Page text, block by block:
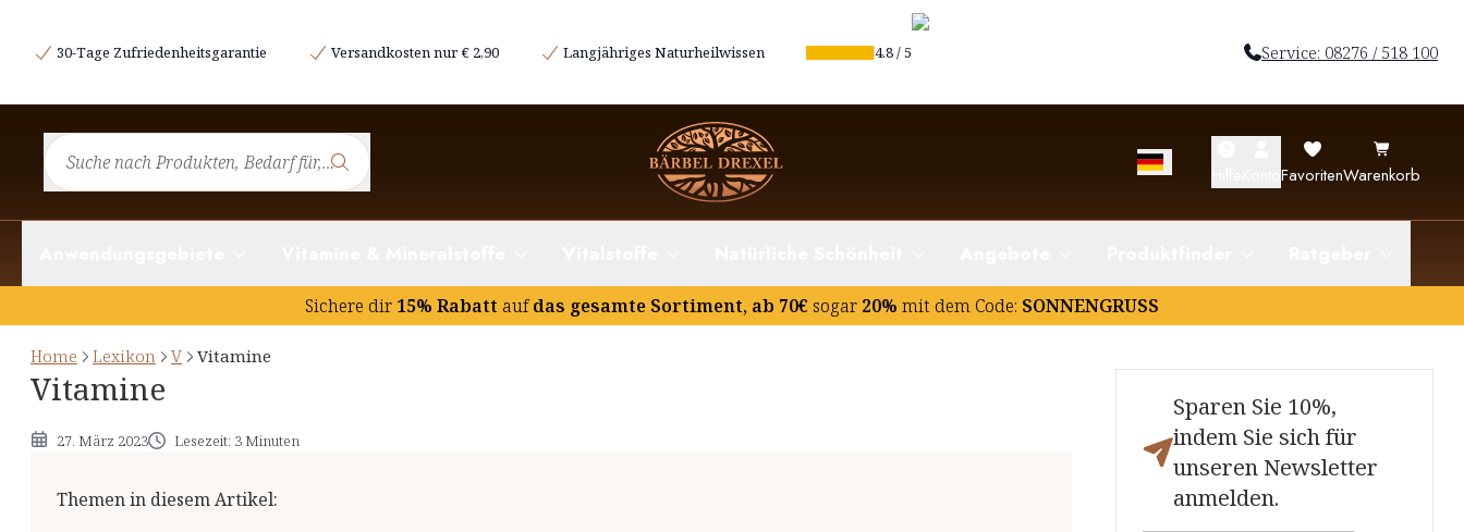
30-Tage Zufriedenheitsgarantie Versandkosten nur € 2,90 Langjähriges Naturheilwissen 4.8/5 Service: 08276 / 518 100
FavoritenWarenkorb
Sichere dir 15% Rabatt aufdas gesamte Sortiment, ab 70€ sogar 20% mit dem Code: SONNENGRUSS
Home Lexikon V Vitamine
Vitamine
27. März 2023 Lesezeit: 3 Minuten
Themen in diesem Artikel:
Was sind Vitamine?
Sparen Sie 10%,
indem Sie sich für
unseren Newsletter
anmelden.